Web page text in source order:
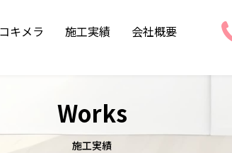
キメラ 施工実績 会社概要
Works
施工実績